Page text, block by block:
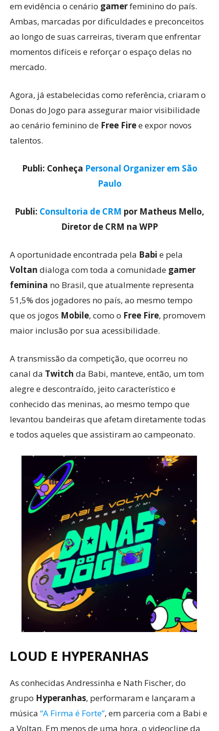
em evidência o cenário gamerfeminino do país.
Ambas, marcadas por dificuldades e preconceitos
ao longo de suas carreiras, tiveram que enfrentar
momentos difíceis e reforçar o espaço delas no
mercado.
Agora, já estabelecidas como referência, criaram o
Donas do Jogo para assegurar maior visibilidade
ao cenário feminino de Free Firee expor novos
talentos.
Publi: Conheça Personal Organizer em São
Paulo
Publi: Consultoria de CRM por Matheus Mello,
Diretor de CRM na WPP
A oportunidade encontrada pela Babi e pela
Voltan dialoga com toda a comunidade gamer
feminina no Brasil, que atualmente representa
51,5% dos jogadores no país, ao mesmo tempo
que os jogos Mobile, como o Free Fire, promovem
maior inclusão por sua acessibilidade.
A transmissão da competição, que ocorreu no
canal da Twitch da Babi, manteve, então, um tom
alegre e descontraído, jeito característico e
conhecido das meninas, ao mesmo tempo que
levantou bandeiras que afetam diretamente todas
e todos aqueles que assistiram ao campeonato.
LOUD E HYPERANHAS
As conhecidas Andressinha e Nath Fischer, do
grupo Hyperanhas, performaram e lançaram a
música “A Firma é Forte”, em parceria com a Babi e
a Voltan. Em menos de uma hora, o videoclipe da